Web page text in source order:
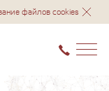
файлов cookies